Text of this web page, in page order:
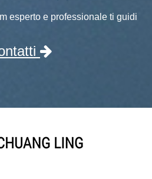
esperto e professionale ti guidi